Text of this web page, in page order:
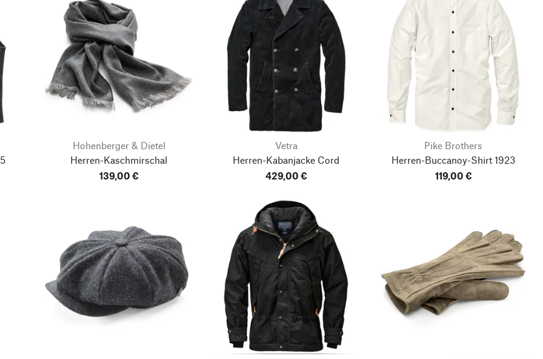
Hohenberger & Dietel
Herren-Kaschmirschal
139,00 €
Vetra
Herren-Kabanjacke Cord
429,00 €
Pike Brothers
Herren-Buccanoy-Shirt 1923
119,00 €